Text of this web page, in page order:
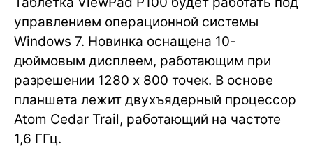
управлением операционной системы
Windows 7. Новинка оснащена 10-
дюймовым дисплеем, работающим при
разрешении 1280 x 800 точек. В основе
планшета лежит двухъядерный процессор
Atom Cedar Trail, работающий на частоте
1,6 ГГц.